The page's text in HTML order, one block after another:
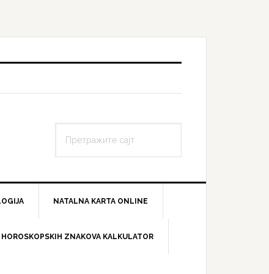
сајт
NATALNA KARTA ONLINE
ZNAKOVA KALKULATOR